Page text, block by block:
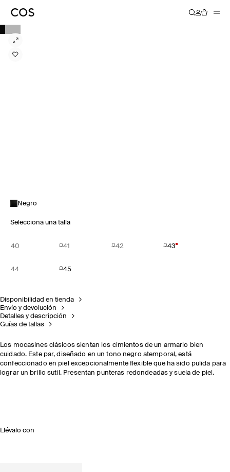
Negro
Selecciona una talla
40 41 42 43
44 45
Disponibilidad en tienda
Envío y devolución
Detalles y descripción
Guías de tallas
Los mocasines clásicos sientan los cimientos de un armario bien
cuidado. Este par, diseñado en un tono negro atemporal, está
confeccionado en piel excepcionalmente flexible que ha sido pulida para
lograr un brillo sutil. Presentan punteras redondeadas y suela de piel.
Llévalo con